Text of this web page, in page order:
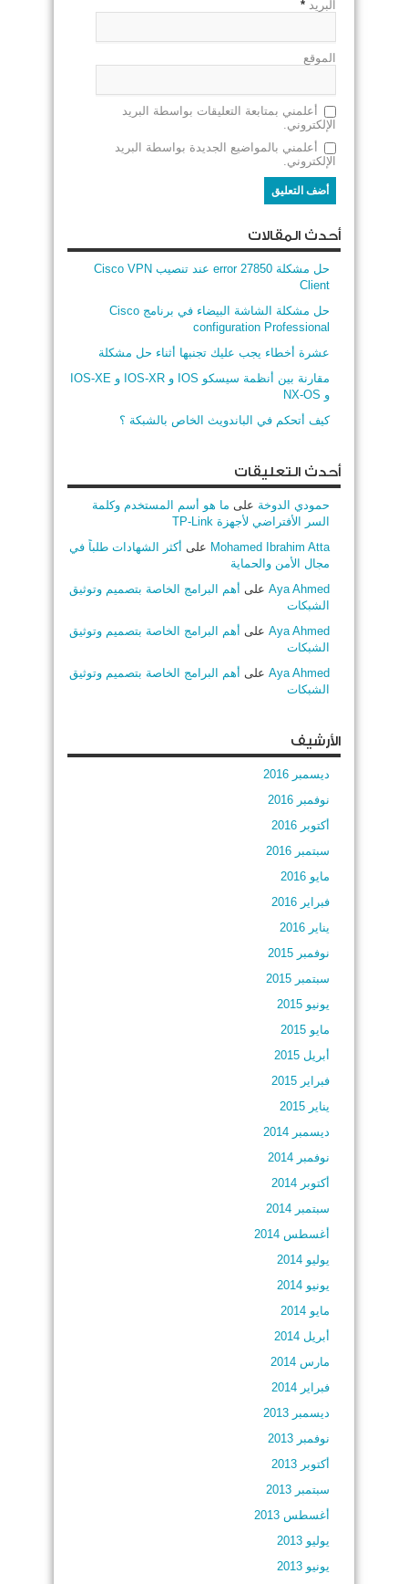
البريد *
الموقع
أعلمني بمتابعة التعليقات بواسطة البريد
الإلكتروني.
أعلمني بالمواضيع الجديدة بواسطة البريد
الإلكتروني.
أحدث المقالات
حل مشكلة error 27850 عند تنصيب Cisco VPN
Client
حل مشكلة الشاشة البيضاء في برنامج Cisco
configuration Professional
عشرة أخطاء يجب عليك تجنبها أثناء حل مشكلة
مقارنة بين أنظمة سيسكو IOS و IOS-XR و IOS-XE
و NX-OS
كيف أتحكم في الباندويث الخاص بالشبكة ؟
أحدث التعليقات
حمودي الدوخة على ما هو أسم المستخدم وكلمة
السر الأفتراضي لأجهزة TP-Link
Mohamed Ibrahim Atta على أكثر الشهادات طلباً في
مجال الأمن والحماية
Aya Ahmed على أهم البرامج الخاصة بتصميم وتوثيق
الشبكات
Aya Ahmed على أهم البرامج الخاصة بتصميم وتوثيق
الشبكات
Aya Ahmed على أهم البرامج الخاصة بتصميم وتوثيق
الشبكات
الأرشيف
ديسمبر 2016
نوفمبر 2016
أكتوبر 2016
سبتمبر 2016
مايو 2016
فبراير 2016
يناير 2016
نوفمبر 2015
سبتمبر 2015
يونيو 2015
مايو 2015
أبريل 2015
فبراير 2015
يناير 2015
ديسمبر 2014
نوفمبر 2014
أكتوبر 2014
سبتمبر 2014
أغسطس 2014
يوليو 2014
يونيو 2014
مايو 2014
أبريل 2014
مارس 2014
فبراير 2014
ديسمبر 2013
نوفمبر 2013
أكتوبر 2013
سبتمبر 2013
أغسطس 2013
يوليو 2013
يونيو 2013